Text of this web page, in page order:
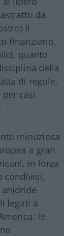
da
il
finanziario,
quanto
della
di regole,
casi
minuziosa
a gran
in forza
condivisi,
legati a
le